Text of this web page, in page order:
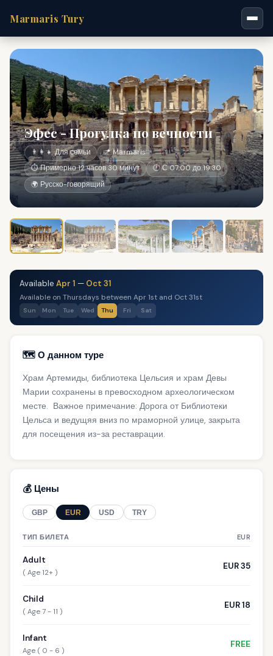
Marmaris Tury
Эфес - Прогулка по вечности
👨‍👩‍👧 Для семьи
📍 Marmaris
⏱ Примерно 12 часов 30 минут
🕐 С 07:00 до 19:30
🌍 Русско-говорящий
Available Apr 1 — Oct 31
Available on Thursdays between Apr 1st and Oct 31st
Sun Mon Tue Wed Thu Fri Sat
🗺️ О данном туре
Храм Артемиды, библиотека Цельсия и храм Девы
Марии сохранены в превосходном археологическом
месте. Важное примечание: Дорога от Библиотеки
Цельса и ведущяя вниз по мраморной улице, закрыта
для посещения из-за реставрации.
💰 Цены
GBP EUR USD TRY
ТИП БИЛЕТА EUR
Adult
( Age 12+ )
EUR 35
Child
( Age 7 - 11 )
EUR 18
Infant
Age ( 0 - 6 )
FREE